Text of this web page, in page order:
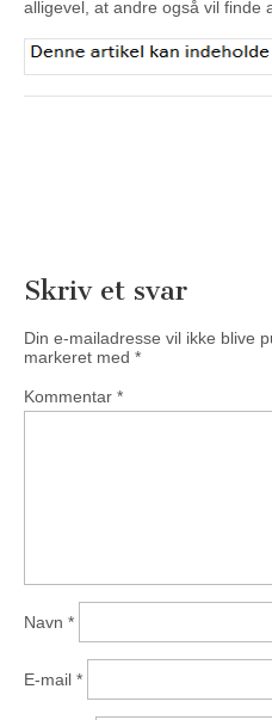
alligevel, at andre også vil finde
Skriv et svar
Din e-mailadresse vil ikke blive
markeret med *
Kommentar *
Navn *
E-mail *